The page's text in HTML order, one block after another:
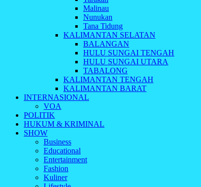
Malinau
Nunukan
Tana Tidung
KALIMANTAN SELATAN
BALANGAN
HULU SUNGAI TENGAH
HULU SUNGAI UTARA
TABALONG
KALIMANTAN TENGAH
KALIMANTAN BARAT
INTERNASIONAL
VOA
POLITIK
HUKUM & KRIMINAL
SHOW
Business
Educational
Entertainment
Fashion
Kuliner